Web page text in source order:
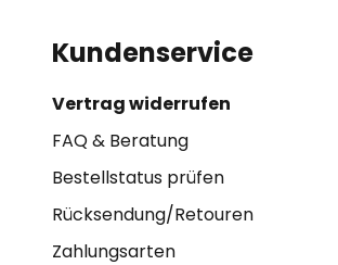
Kundenservice
Vertrag widerrufen
FAQ & Beratung
Bestellstatus prüfen
Rücksendung/Retouren
Zahlungsarten